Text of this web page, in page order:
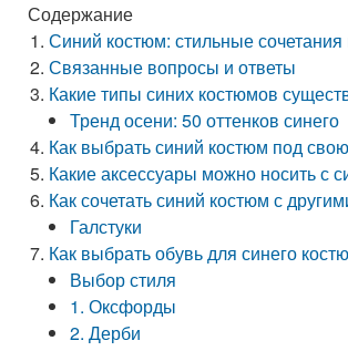
Содержание
Синий костюм: стильные сочетания
Связанные вопросы и ответы
Какие типы синих костюмов
Тренд осени: 50 оттенков синего
Как выбрать синий костюм под
Какие аксессуары можно носить с
Как сочетать синий костюм с
Галстуки
Как выбрать обувь для синего
Выбор стиля
1. Оксфорды
2. Дерби